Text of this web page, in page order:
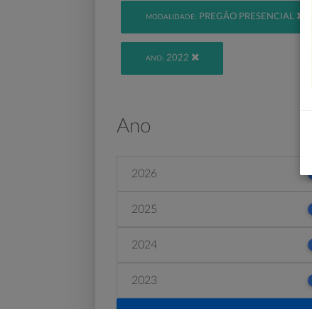
MODALIDADE: PREGÃO PRESENCIAL
ANO: 2022
Ano
2026
2025
2024
2023